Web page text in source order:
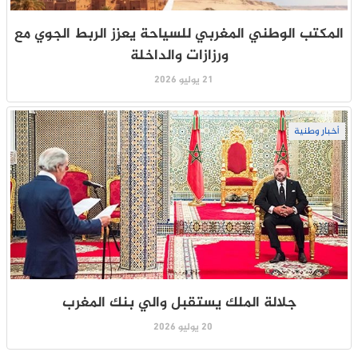
المكتب الوطني المغربي للسياحة يعزز الربط الجوي مع
ورزازات والداخلة
21 يوليو 2026
أخبار وطنية
جلالة الملك يستقبل والي بنك المغرب
20 يوليو 2026